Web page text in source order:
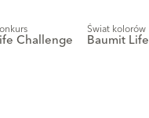
Challenge
Świat kolorów
Baumit Life